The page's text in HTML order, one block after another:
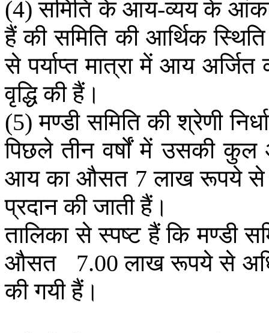
(4)समिति के आय-व्यय के
हैं की समिति की आर्थिक स्थिति
से पर्याप्त मात्रा में आय अर्जित
वृद्धि की हैं।
(5)मण्डी समिति की श्रेणी
पिछले तीन वर्षों में उसकी कुल
आय का औसत 7लाख रूपये से
प्रदान की जाती हैं।
तालिका से स्पष्ट हैं कि मण्डी
औसत 7.00लाख रूपये से
की गयी हैं।